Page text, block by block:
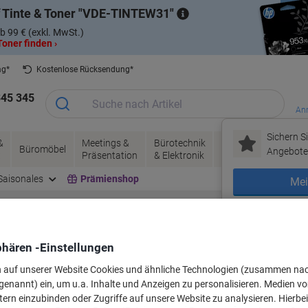
& Toner VDE-TINTEW31
99 € (exkl. MwSt.)
finden ›
Kostenlose Rücksendung*
345
Sichern
Büromöbel
Meetings &
Präsentation
Bürotechnik
& Elektronik
Tinte &
Toner
Papier,
& Pakete
Prämienshop
oder Beschriftungsbänder für Ihr
Wählen Sie Marke, Serie & Modell aus
-Einstellungen
auf unserer Website Cookies und ähnliche Technologien (zusammen
ein, um u.a. Inhalte und Anzeigen zu personalisieren. Medien
einzubinden oder Zugriffe auf unsere Website zu analysieren.